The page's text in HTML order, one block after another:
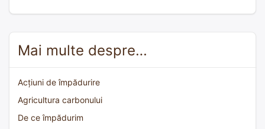
Mai multe despre…
Acțiuni de împădurire
Agricultura carbonului
De ce împădurim